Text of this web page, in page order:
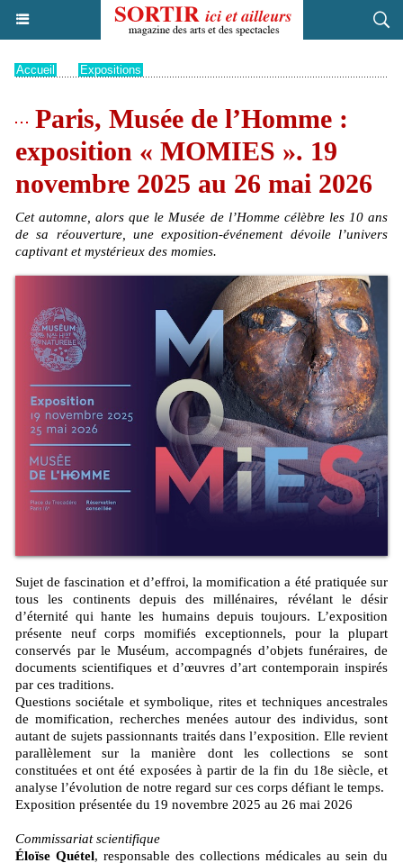
Accueil Expositions
Paris, Musée de l’Homme :
exposition « MOMIES ». 19
novembre 2025 au 26 mai 2026
Cet automne, alors que le Musée de l’Homme célèbre les 10 ans
de sa réouverture, une exposition-événement dévoile l’univers
captivant et mystérieux des momies.
Sujet de fascination et d’effroi, la momification a été pratiquée sur
tous les continents depuis des millénaires, révélant le désir
d’éternité qui hante les humains depuis toujours. L’exposition
présente neuf corps momifiés exceptionnels, pour la plupart
conservés par le Muséum, accompagnés d’objets funéraires, de
documents scientifiques et d’œuvres d’art contemporain inspirés
par ces traditions.
Questions sociétale et symbolique, rites et techniques ancestrales
de momification, recherches menées autour des individus, sont
autant de sujets passionnants traités dans l’exposition. Elle revient
parallèlement sur la manière dont les collections se sont
constituées et ont été exposées à partir de la fin du 18e siècle, et
analyse l’évolution de notre regard sur ces corps défiant le temps.
Exposition présentée du 19 novembre 2025 au 26 mai 2026
Commissariat scientifique
Éloïse Quétel, responsable des collections médicales au sein du